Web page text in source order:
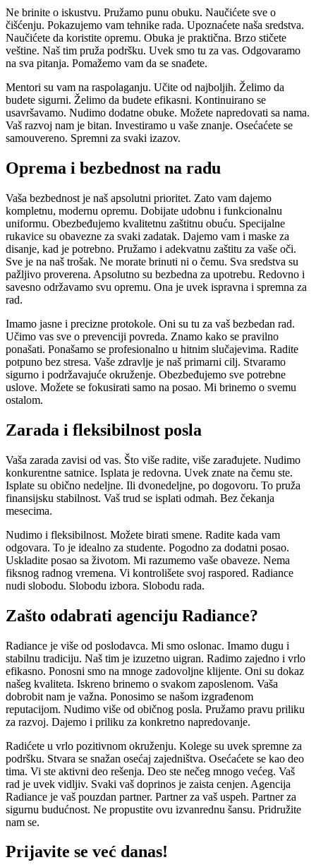
Ne brinite o iskustvu. Pružamo punu obuku. Naučićete sve o
čišćenju. Pokazujemo vam tehnike rada. Upoznaćete naša sredstva.
Naučićete da koristite opremu. Obuka je praktična. Brzo stičete
veštine. Naš tim pruža podršku. Uvek smo tu za vas. Odgovaramo
na sva pitanja. Pomažemo vam da se snađete.
Mentori su vam na raspolaganju. Učite od najboljih. Želimo da
budete sigurni. Želimo da budete efikasni. Kontinuirano se
usavršavamo. Nudimo dodatne obuke. Možete napredovati sa nama.
Vaš razvoj nam je bitan. Investiramo u vaše znanje. Osećaćete se
samouvereno. Spremni za svaki izazov.
Oprema i bezbednost na radu
Vaša bezbednost je naš apsolutni prioritet. Zato vam dajemo
kompletnu, modernu opremu. Dobijate udobnu i funkcionalnu
uniformu. Obezbeđujemo kvalitetnu zaštitnu obuću. Specijalne
rukavice su obavezne za svaki zadatak. Dajemo vam i maske za
disanje, kad je potrebno. Pružamo i adekvatnu zaštitu za vaše oči.
Sve je na naš trošak. Ne morate brinuti ni o čemu. Sva sredstva su
pažljivo proverena. Apsolutno su bezbedna za upotrebu. Redovno i
savesno održavamo svu opremu. Ona je uvek ispravna i spremna za
rad.
Imamo jasne i precizne protokole. Oni su tu za vaš bezbedan rad.
Učimo vas sve o prevenciji povreda. Znamo kako se pravilno
ponašati. Ponašamo se profesionalno u hitnim slučajevima. Radite
potpuno bez stresa. Vaše zdravlje je naš primarni cilj. Stvaramo
sigurno i podržavajuće okruženje. Obezbeđujemo sve potrebne
uslove. Možete se fokusirati samo na posao. Mi brinemo o svemu
ostalom.
Zarada i fleksibilnost posla
Vaša zarada zavisi od vas. Što više radite, više zarađujete. Nudimo
konkurentne satnice. Isplata je redovna. Uvek znate na čemu ste.
Isplate su obično nedeljne. Ili dvonedeljne, po dogovoru. To pruža
finansijsku stabilnost. Vaš trud se isplati odmah. Bez čekanja
mesecima.
Nudimo i fleksibilnost. Možete birati smene. Radite kada vam
odgovara. To je idealno za studente. Pogodno za dodatni posao.
Uskladite posao sa životom. Mi razumemo vaše obaveze. Nema
fiksnog radnog vremena. Vi kontrolišete svoj raspored. Radiance
nudi slobodu. Slobodu izbora. Slobodu rada.
Zašto odabrati agenciju Radiance?
Radiance je više od poslodavca. Mi smo oslonac. Imamo dugu i
stabilnu tradiciju. Naš tim je izuzetno uigran. Radimo zajedno i vrlo
efikasno. Ponosni smo na mnoge zadovoljne klijente. Oni su dokaz
našeg kvaliteta. Iskreno brinemo o svakom zaposlenom. Vaša
dobrobit nam je važna. Ponosimo se našom izgrađenom
reputacijom. Nudimo više od običnog posla. Pružamo pravu priliku
za razvoj. Dajemo i priliku za konkretno napredovanje.
Radićete u vrlo pozitivnom okruženju. Kolege su uvek spremne za
podršku. Stvara se snažan osećaj zajedništva. Osećaćete se kao deo
tima. Vi ste aktivni deo rešenja. Deo ste nečeg mnogo većeg. Vaš
rad je uvek vidljiv. Svaki vaš doprinos je zaista cenjen. Agencija
Radiance je vaš pouzdan partner. Partner za vaš uspeh. Partner za
sigurnu budućnost. Ne propustite ovu izvanrednu šansu. Pridružite
nam se.
Prijavite se već danas!